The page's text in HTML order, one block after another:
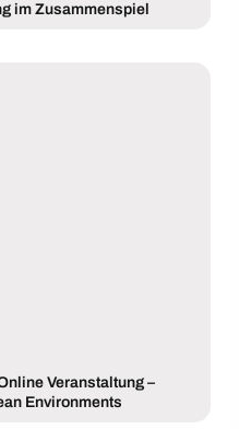
im Zusammenspiel
Veranstaltung –
Environments